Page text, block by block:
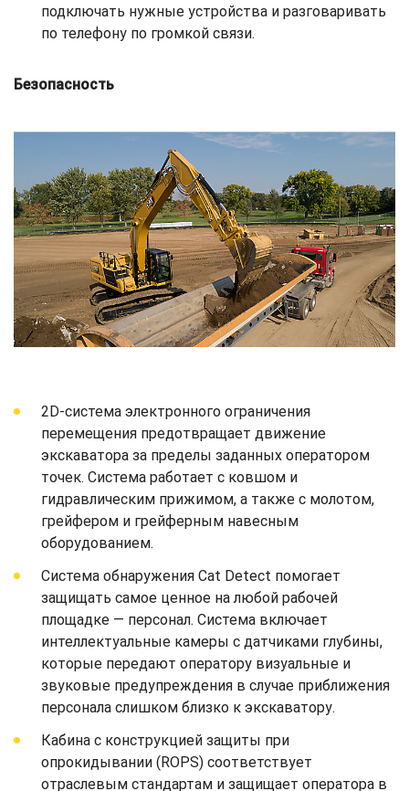
подключать нужные устройства и разговаривать
по телефону по громкой связи.
Безопасность
2D-система электронного ограничения
перемещения предотвращает движение
экскаватора за пределы заданных оператором
точек. Система работает с ковшом и
гидравлическим прижимом, а также с молотом,
грейфером и грейферным навесным
оборудованием.
Система обнаружения Cat Detect помогает
защищать самое ценное на любой рабочей
площадке — персонал. Система включает
интеллектуальные камеры с датчиками глубины,
которые передают оператору визуальные и
звуковые предупреждения в случае приближения
персонала слишком близко к экскаватору.
Кабина с конструкцией защиты при
опрокидывании (ROPS) соответствует
отраслевым стандартам и защищает оператора в